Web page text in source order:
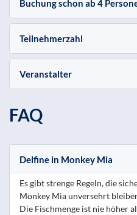
Buchung schon ab 4
Teilnehmerzahl
Veranstalter
FAQ
Delfine in Monkey Mia
Es gibt strenge Regeln, die
Monkey Mia unversehrt
Die Fischmenge ist nie höher